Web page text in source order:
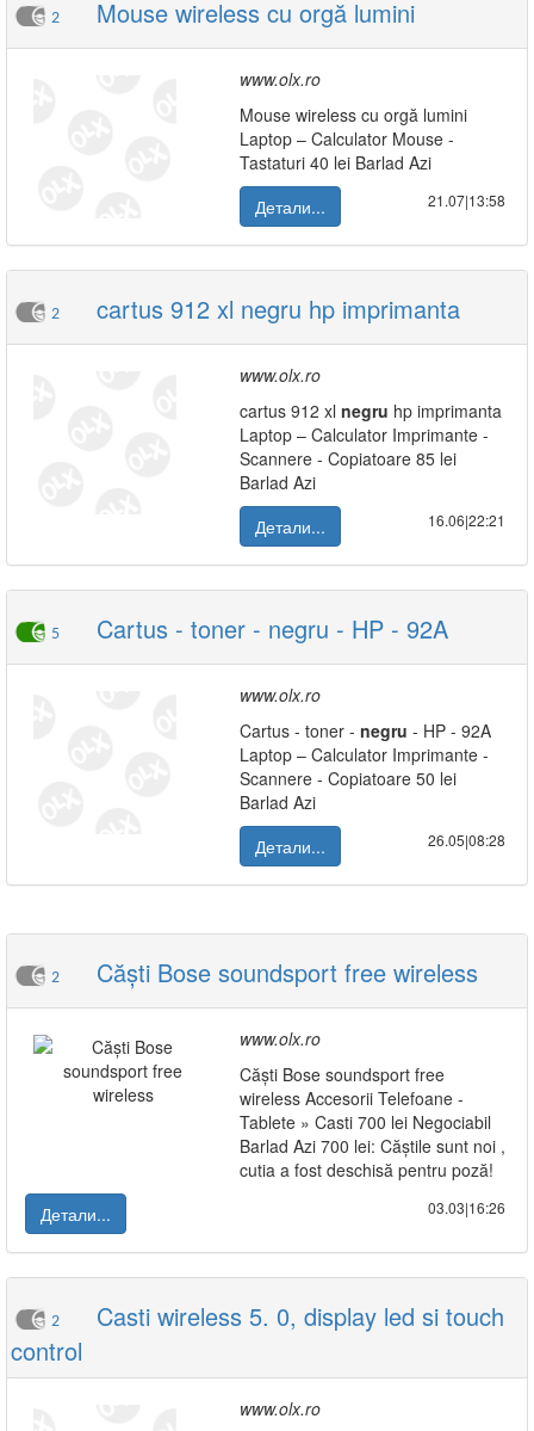
2 Mouse wireless cu orgă lumini
www.olx.ro
Mouse wireless cu orgă lumini
Laptop – Calculator Mouse -
Tastaturi 40 lei Barlad Azi
Детали...
21.07|13:58
2 cartus 912 xl negru hp imprimanta
www.olx.ro
cartus 912 xl negru hp imprimanta
Laptop – Calculator Imprimante -
Scannere - Copiatoare 85 lei
Barlad Azi
Детали...
16.06|22:21
5 Cartus - toner - negru - HP - 92A
www.olx.ro
Cartus - toner - negru - HP - 92A
Laptop – Calculator Imprimante -
Scannere - Copiatoare 50 lei
Barlad Azi
Детали...
26.05|08:28
2 Căști Bose soundsport free wireless
www.olx.ro
Căști Bose soundsport free
wireless Accesorii Telefoane -
Tablete » Casti 700 lei Negociabil
Barlad Azi 700 lei: Căștile sunt noi ,
cutia a fost deschisă pentru poză!
Детали...
03.03|16:26
2
Casti wireless 5. 0, display led si touch
control
www.olx.ro